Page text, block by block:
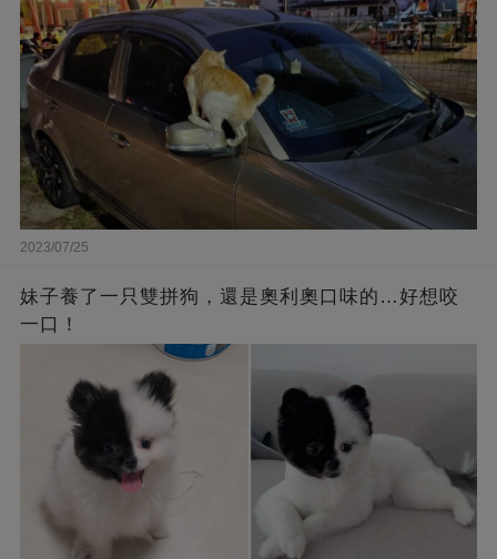
2023/07/25
妹子養了一只雙拼狗，還是奧利奧口味的…好想咬
一口！